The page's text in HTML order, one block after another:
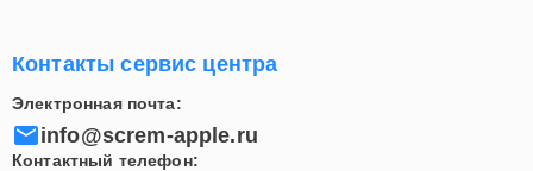
Контакты сервис центра
Электронная почта:
info@screm-apple.ru
Контактный телефон: